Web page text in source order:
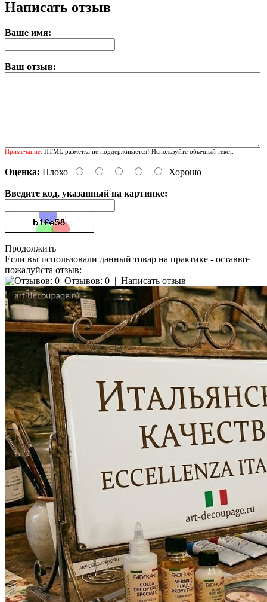
Написать отзыв
Ваше имя:
Ваш отзыв:
Примечание: HTML разметка не поддерживается! Используйте обычный текст.
Оценка: Плохо Хорошо
Введите код, указанный на картинке:
Продолжить
Если вы использовали данный товар на практике - оставьте
пожалуйста отзыв:
Отзывов: 0 | Написать отзыв